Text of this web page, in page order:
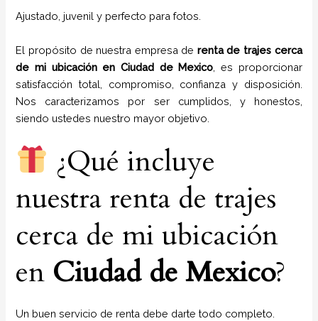
Ajustado, juvenil y perfecto para fotos.
El propósito de nuestra empresa de renta de trajes cerca
de mi ubicación enCiudad de Mexico , es proporcionar
satisfacción total, compromiso, confianza y disposición.
Nos caracterizamos por ser cumplidos, y honestos,
siendo ustedes nuestro mayor objetivo.
¿Qué incluye
nuestra renta de trajes
cerca de mi ubicación
en Ciudad de Mexico?
Un buen servicio de renta debe darte todo completo.